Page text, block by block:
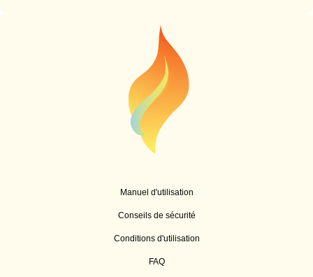
Manuel d'utilisation
Conseils de sécurité
Conditions d'utilisation
FAQ